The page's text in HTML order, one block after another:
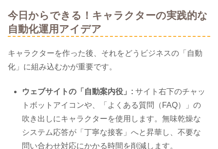
今日からできる！キャラクターの実践的な
自動化運用アイデア
キャラクターを作った後、それをどうビジネスの「自動
化」に組み込むかが重要です。
ウェブサイトの「自動案内役」: サイト右下のチャッ
トボットアイコンや、「よくある質問（FAQ）」の
吹き出しにキャラクターを使用します。無味乾燥な
システム応答が「丁寧な接客」へと昇華し、不要な
問い合わせ対応にかかる時間を削減します。